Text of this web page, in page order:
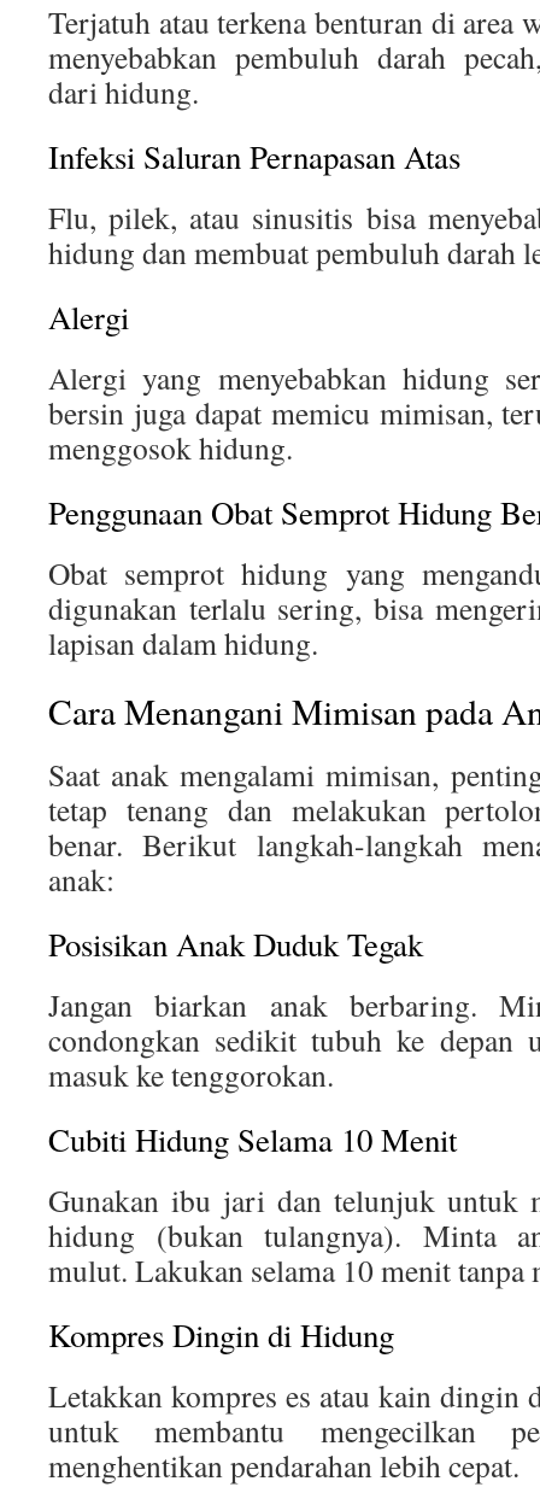
Terjatuh atau terkena benturan di area
menyebabkan pembuluh darah
dari hidung.
Infeksi Saluran Pernapasan Atas
Flu, pilek, atau sinusitis bisa
hidung dan membuat pembuluh darah
Alergi
Alergi yang menyebabkan hidung
bersin juga dapat memicu mimisan,
menggosok hidung.
Penggunaan Obat Semprot Hidung
Obat semprot hidung yang
digunakan terlalu sering, bisa
lapisan dalam hidung.
Cara Menangani Mimisan pada
Saat anak mengalami mimisan,
tetap tenang dan melakukan
benar. Berikut langkah-langkah
anak:
Posisikan Anak Duduk Tegak
Jangan biarkan anak berbaring.
condongkan sedikit tubuh ke depan
masuk ke tenggorokan.
Cubiti Hidung Selama 10 Menit
Gunakan ibu jari dan telunjuk untuk
hidung (bukan tulangnya). Minta
mulut. Lakukan selama 10 menit tanpa
Kompres Dingin di Hidung
Letakkan kompres es atau kain dingin
untuk membantu mengecilkan
menghentikan pendarahan lebih cepat.